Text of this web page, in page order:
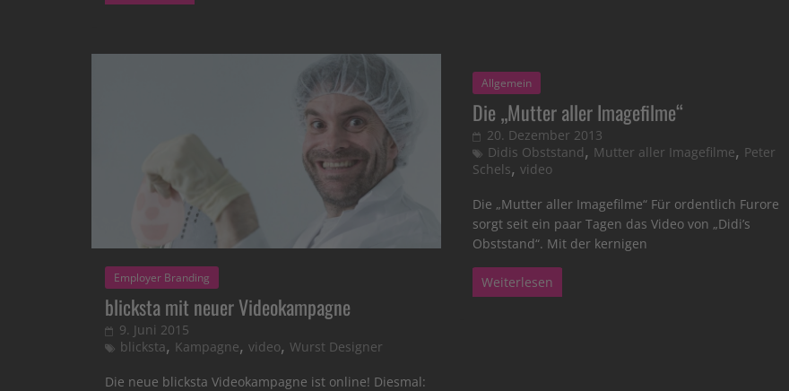
Employer Branding
blicksta mit neuer Videokampagne
9. Juni 2015
blicksta, Kampagne, video, Wurst Designer
Die neue blicksta Videokampagne ist online! Diesmal:
Allgemein
Die „Mutter aller Imagefilme“
20. Dezember 2013
Didis Obststand, Mutter aller Imagefilme, Peter
Schels,video
Die „Mutter aller Imagefilme“ Für ordentlich Furore
sorgt seit ein paar Tagen das Video von „Didi’s
Obststand“. Mit der kernigen
Weiterlesen